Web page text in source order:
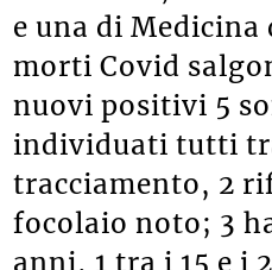
e una di
morti Covid
nuovi positivi 5
individuati tutti
tracciamento, 2
focolaio noto; 3
anni, 1 tra i 15 e i